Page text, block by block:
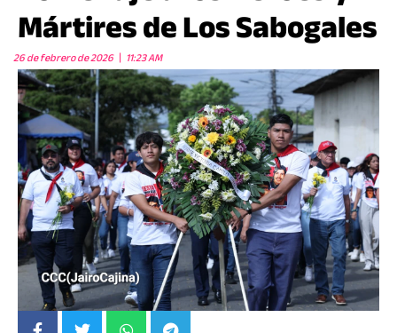
Mártires de Los Sabogales
26 de febrero de 2026 11:23 AM